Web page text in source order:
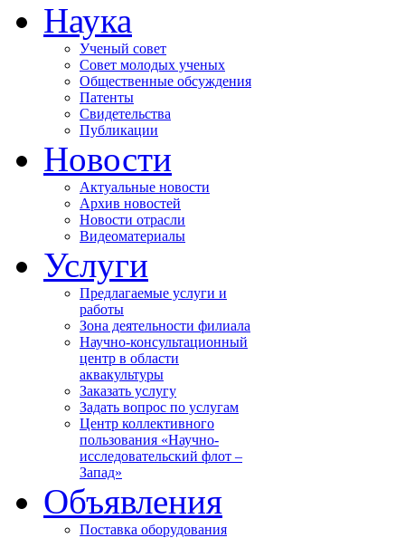
Наука
Ученый совет
Совет молодых ученых
Общественные обсуждения
Патенты
Свидетельства
Публикации
Новости
Актуальные новости
Архив новостей
Новости отрасли
Видеоматериалы
Услуги
Предлагаемые услуги и
работы
Зона деятельности филиала
Научно-консультационный
центр в области
аквакультуры
Заказать услугу
Задать вопрос по услугам
Центр коллективного
пользования «Научно-
исследовательский флот –
Запад»
Объявления
Поставка оборудования